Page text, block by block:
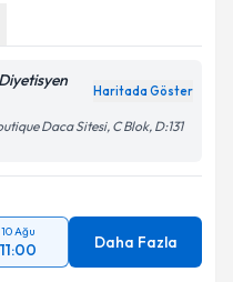
Haritada Göster
Daca Sitesi, C Blok, D:131
10 Ağu
11:00 Daha Fazla